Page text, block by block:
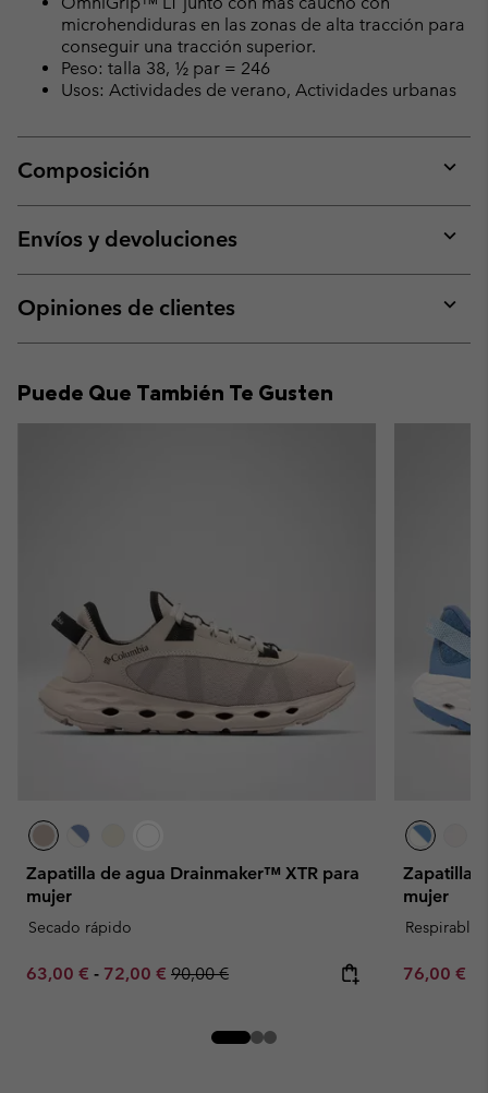
microhendiduras en las zonas de alta tracción para
conseguir una tracción superior.
Peso: talla 38, ½ par = 246
Usos: Actividades de verano, Actividades urbanas
Composición
or
Envíos y devoluciones
or
Opiniones de clientes
or
Puede Que También Te Gusten
Zapatilla de agua Drainmaker™ XTR para
mujer
Secado rápido
Minimum sale price:
63,00 € - Maximum sale price:
72,00 € Regular price:
90,00 €
Zapatillas
mujer
Respirable
Minimum
76,00 €